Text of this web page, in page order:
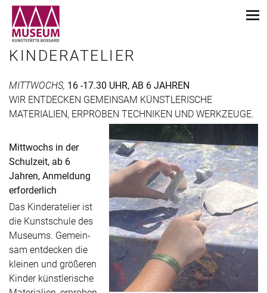
KINDERATELIER
MITTWOCHS, 16 -17.30 UHR, AB 6 JAHREN
WIR ENTDECKEN GEMEINSAM KÜNSTLERISCHE
MATERIALIEN, ERPROBEN TECHNIKEN UND WERKZEUGE.
Mittwochs in der
Schulzeit, ab 6
Jahren, Anmeldung
erforderlich
Das Kinderatelier ist
die Kunstschule des
Museums. Gemein­
sam entdecken die
kleinen und größeren
Kinder künstlerische